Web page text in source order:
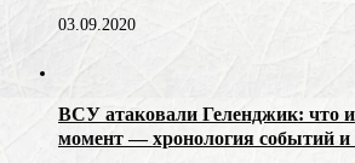
03.09.2020
ВСУ атаковали Геленджик: что
момент — хронология событий и